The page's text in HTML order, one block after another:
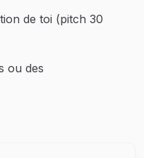
de toi (pitch 30
ou des